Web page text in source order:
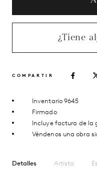
¿Tiene
COMPARTIR
Inventario 9645
Firmado
Incluye factura de la
Véndenos una obra
Detalles Artista